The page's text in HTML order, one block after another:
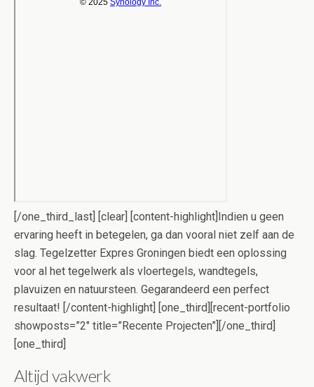
[/one_third_last] [clear] [content-highlight]Indien u geen
ervaring heeft in betegelen, ga dan vooral niet zelf aan de
slag. Tegelzetter Expres Groningen biedt een oplossing
voor al het tegelwerk als vloertegels, wandtegels,
plavuizen en natuursteen. Gegarandeerd een perfect
resultaat! [/content-highlight] [one_third][recent-portfolio
showposts=”2″ title=”Recente Projecten”][/one_third]
[one_third]
Altijd vakwerk